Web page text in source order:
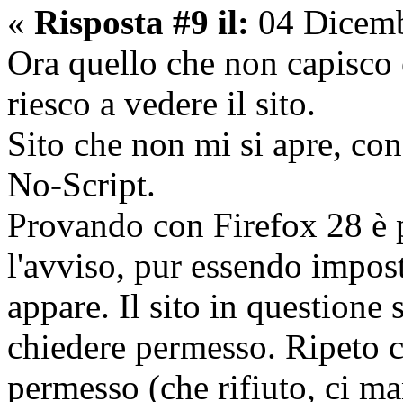
« Risposta #9 il: 04
Ora quello che non
riesco a vedere il sito.
Sito che non mi si apre,
No-Script.
Provando con Firefox 28 è
l'avviso, pur essendo
appare. Il sito in questione
chiedere permesso. Ripeto
permesso (che rifiuto, ci